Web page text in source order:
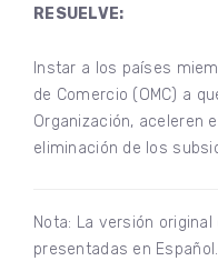
RESUELVE:
Instar a los países
de Comercio (OMC) a
Organización, aceleren
eliminación de los
Nota: La versión
presentadas en Español.